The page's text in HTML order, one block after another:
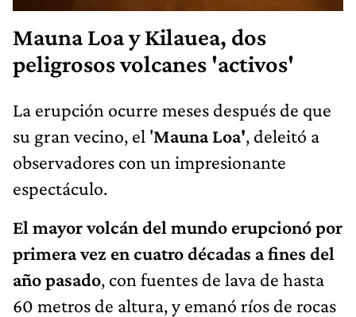
Mauna Loa y Kilauea, dos
peligrosos volcanes 'activos'
La erupción ocurre meses después de que
su gran vecino, el 'Mauna Loa', deleitó a
observadores con un impresionante
espectáculo.
El mayor volcán del mundo erupcionó por
primera vez en cuatro décadas a fines del
año pasado, con fuentes de lava de hasta
60 metros de altura, y emanó ríos de rocas